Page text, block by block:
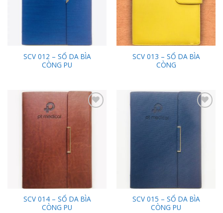
SCV 012 – SỔ DA BÌA
CÒNG PU
SCV 013 – SỔ DA BÌA
CÒNG
SCV 014 – SỔ DA BÌA
CÒNG PU
Wishlist
SCV 015 – SỔ DA BÌA
CÒNG PU